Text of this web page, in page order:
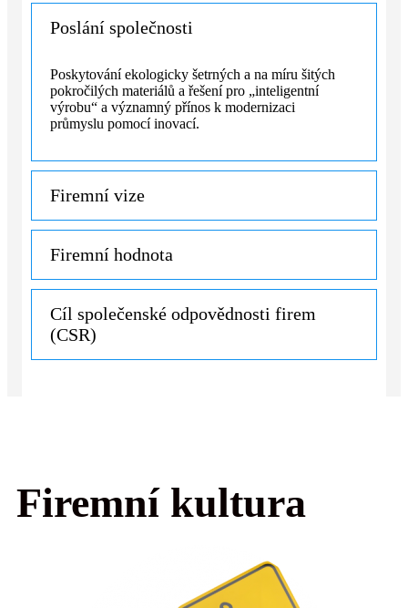
Poslání společnosti
Poskytování ekologicky šetrných a na míru šitých
pokročilých materiálů a řešení pro „inteligentní
výrobu“ a významný přínos k modernizaci
průmyslu pomocí inovací.
Firemní vize
Firemní hodnota
Cíl společenské odpovědnosti firem
(CSR)
Firemní kultura